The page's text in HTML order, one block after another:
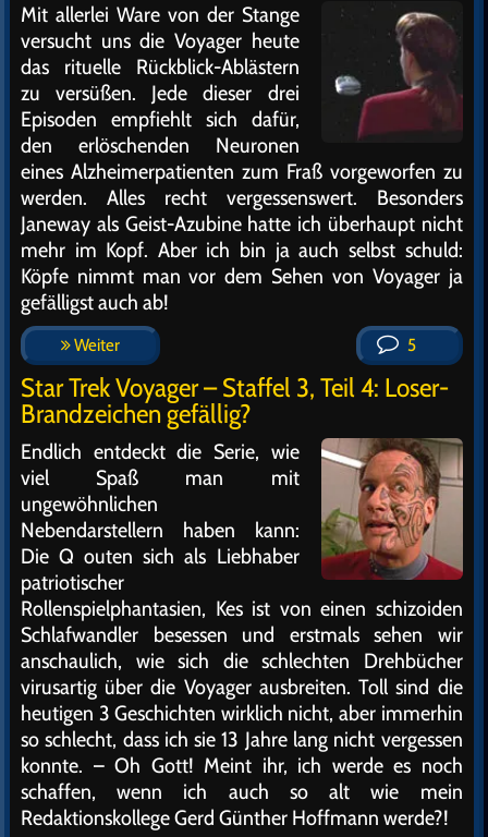
Mit allerlei Ware von der Stange
versucht uns die Voyager heute
das rituelle Rückblick-Ablästern
zu versüßen. Jede dieser drei
Episoden empfiehlt sich dafür,
den erlöschenden Neuronen
eines Alzheimerpatienten zum Fraß vorgeworfen zu
werden. Alles recht vergessenswert. Besonders
Janeway als Geist-Azubine hatte ich überhaupt nicht
mehr im Kopf. Aber ich bin ja auch selbst schuld:
Köpfe nimmt man vor dem Sehen von Voyager ja
gefälligst auch ab!
Weiter 5
Star Trek Voyager – Staffel 3, Teil 4: Loser-
Brandzeichen gefällig?
Endlich entdeckt die Serie, wie
viel Spaß man mit
ungewöhnlichen
Nebendarstellern haben kann:
Die Q outen sich als Liebhaber
patriotischer
Rollenspielphantasien, Kes ist von einen schizoiden
Schlafwandler besessen und erstmals sehen wir
anschaulich, wie sich die schlechten Drehbücher
virusartig über die Voyager ausbreiten. Toll sind die
heutigen 3 Geschichten wirklich nicht, aber immerhin
so schlecht, dass ich sie 13 Jahre lang nicht vergessen
konnte. – Oh Gott! Meint ihr, ich werde es noch
schaffen, wenn ich auch so alt wie mein
Redaktionskollege Gerd Günther Hoffmann werde?!